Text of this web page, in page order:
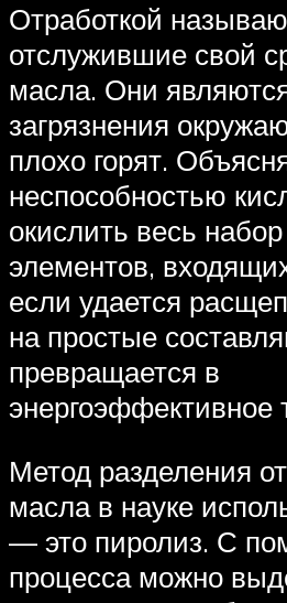
Отработкой
отслужившие свой
масла. Они
загрязнения
плохо горят.
неспособностью
окислить весь
элементов,
если удается
на простые
превращается в
энергоэффективное
Метод разделения
масла в науке
— это пиролиз. С
процесса можно